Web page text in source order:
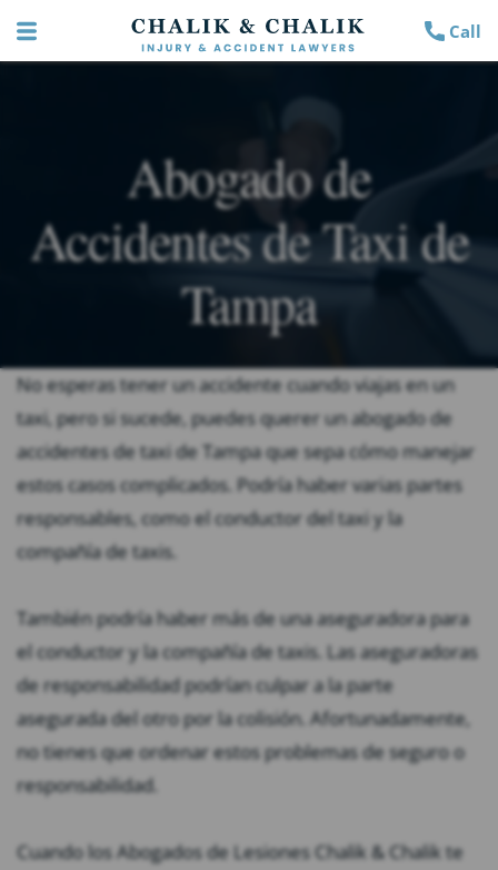
Call
Abogado de
Accidentes de Taxi de
Tampa
No esperas tener un accidente cuando viajas en un
taxi, pero si sucede, puedes querer un abogado de
accidentes de taxi de Tampa que sepa cómo manejar
estos casos complicados. Podría haber varias partes
responsables, como el conductor del taxi y la
compañía de taxis.
También podría haber más de una aseguradora para
el conductor y la compañía de taxis. Las aseguradoras
de responsabilidad podrían culpar a la parte
asegurada del otro por la colisión. Afortunadamente,
no tienes que ordenar estos problemas de seguro o
responsabilidad.
Cuando los Abogados de Lesiones Chalik & Chalik te